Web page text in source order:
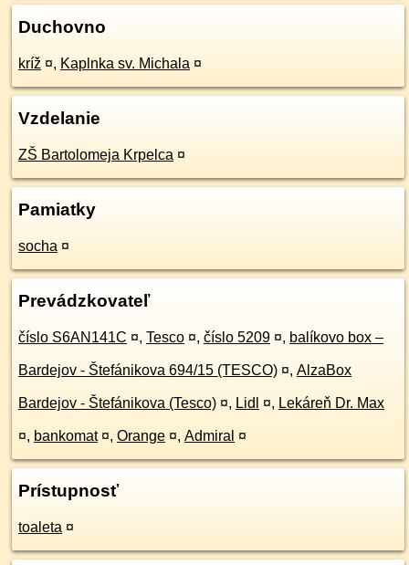
Duchovno
kríž ¤, Kaplnka sv. Michala ¤
Vzdelanie
ZŠ Bartolomeja Krpelca ¤
Pamiatky
socha ¤
Prevádzkovateľ
číslo S6AN141C ¤, Tesco ¤, číslo 5209 ¤, balíkovo box –
Bardejov - Štefánikova 694/15 (TESCO) ¤, AlzaBox
Bardejov - Štefánikova (Tesco) ¤, Lidl ¤, Lekáreň Dr. Max
¤, bankomat ¤, Orange ¤, Admiral ¤
Prístupnosť
toaleta ¤